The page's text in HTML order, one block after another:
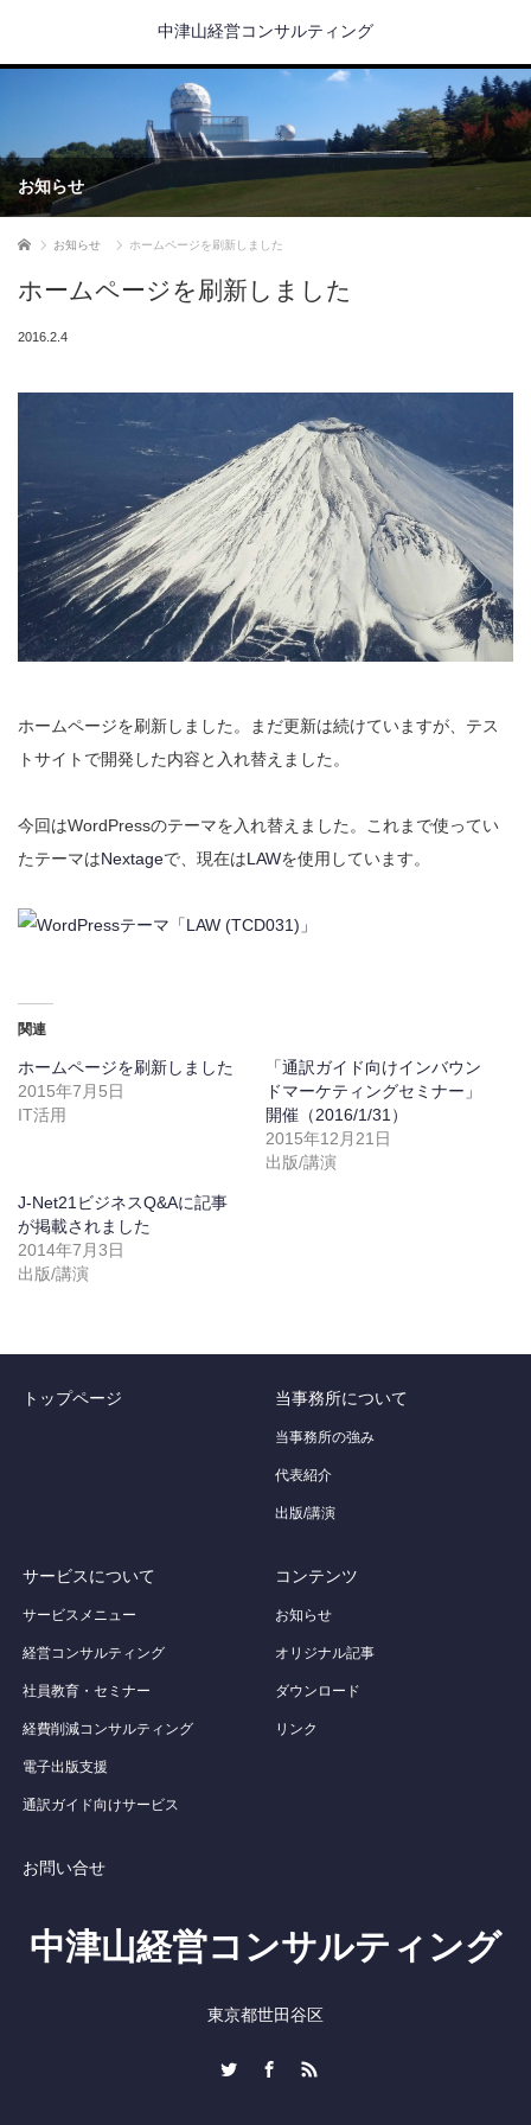
中津山経営コンサルティング
お知らせ
ホーム お知らせ ホームページを刷新しました
ホームページを刷新しました
2016.2.4
ホームページを刷新しました。まだ更新は続けていますが、テス
トサイトで開発した内容と入れ替えました。
今回はWordPressのテーマを入れ替えました。これまで使ってい
たテーマはNextageで、現在はLAWを使用しています。
関連
ホームページを刷新しました
2015年7月5日
IT活用
「通訳ガイド向けインバウン
ドマーケティングセミナー」
開催（2016/1/31）
2015年12月21日
出版/講演
J-Net21ビジネスQ&Aに記事
が掲載されました
2014年7月3日
出版/講演
トップページ 当事務所について
当事務所の強み
代表紹介
出版/講演
サービスについて
サービスメニュー
経営コンサルティング
社員教育・セミナー
経費削減コンサルティング
電子出版支援
通訳ガイド向けサービス
コンテンツ
お知らせ
オリジナル記事
ダウンロード
リンク
お問い合せ
中津山経営コンサルティング
東京都世田谷区